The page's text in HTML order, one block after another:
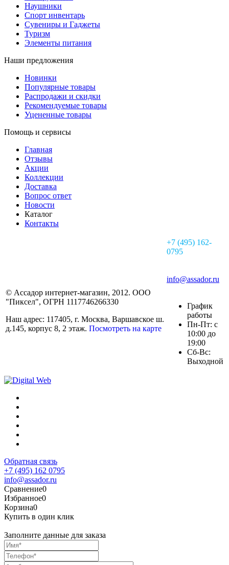
Наушники
Спорт инвентарь
Сувениры и Гаджеты
Туризм
Элементы питания
Наши предложения
Новинки
Популярные товары
Распродажи и скидки
Рекомендуемые товары
Уцененные товары
Помощь и сервисы
Главная
Отзывы
Акции
Коллекции
Доставка
Вопрос ответ
Новости
Каталог
Контакты
© Ассадор интернет-магазин, 2012. ООО
"Пиксел", ОГРН 1117746266330
Наш адрес: 117405, г. Москва, Варшавское ш.
д.145, корпус 8, 2 этаж. Посмотреть на карте
+7 (495) 162-
0795
info@assador.ru
График
работы
Пн-Пт: с
10:00 до
19:00
Сб-Вс:
Выходной
Обратная связь
+7 (495) 162 0795
info@assador.ru
Сравнение0
Избранное0
Корзина0
Купить в один клик
Заполните данные для заказа